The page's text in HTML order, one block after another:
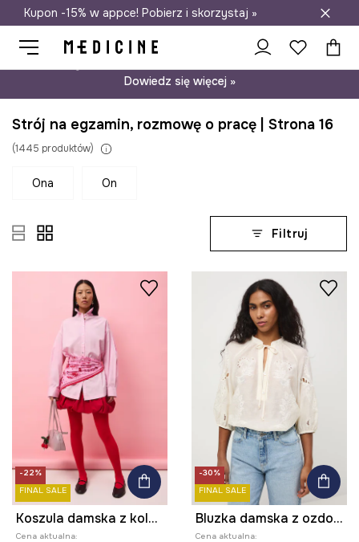
Darmowa dostawa do salonów
Kupon -15% w appce! Pobierz i skorzystaj »
Dowiedz się więcej »
Strój na egzamin, rozmowę o pracę | Strona 16
(1445 produktów)
ona on
Filtruj
-22%
FINAL SALE
Koszula damska z kolekcji Valentine’s Day
Cena aktualna:
-30%
FINAL SALE
Bluzka damska z ozdobnymi haftami z domieszką lnu
Cena aktualna: